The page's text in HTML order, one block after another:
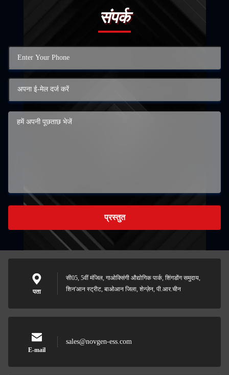
संपर्क
प्रस्तुत
पता
सी05, 5वीं मंजिल, गाओक्सिंगी औद्योगिक पार्क, शिंगडोंग समुदाय,
शिन'आन स्ट्रीट, बाओआन जिला, शेन्ज़ेन, पी.आर.चीन
E-mail
sales@novgen-ess.com